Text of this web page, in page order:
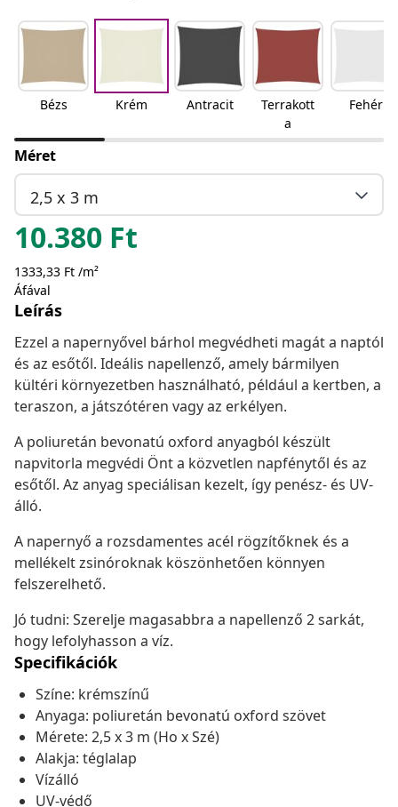
Bézs Krém Antracit
Terrakott
a
Fehér
Méret
2,5 x 3 m
10.380 Ft
1333,33 Ft /m²
Áfával
Leírás
Ezzel a napernyővel bárhol megvédheti magát a naptól
és az esőtől. Ideális napellenző, amely bármilyen
kültéri környezetben használható, például a kertben, a
teraszon, a játszótéren vagy az erkélyen.
A poliuretán bevonatú oxford anyagból készült
napvitorla megvédi Önt a közvetlen napfénytől és az
esőtől. Az anyag speciálisan kezelt, így penész- és UV-
álló.
A napernyő a rozsdamentes acél rögzítőknek és a
mellékelt zsinóroknak köszönhetően könnyen
felszerelhető.
Jó tudni: Szerelje magasabbra a napellenző 2 sarkát,
hogy lefolyhasson a víz.
Specifikációk
Színe: krémszínű
Anyaga: poliuretán bevonatú oxford szövet
Mérete: 2,5 x 3 m (Ho x Szé)
Alakja: téglalap
Vízálló
UV-védő